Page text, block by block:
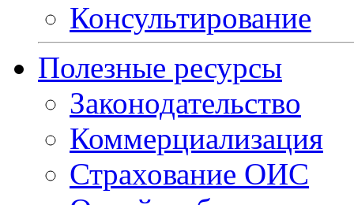
Консультирование
Полезные ресурсы
Законодательство
Коммерциализация
Страхование ОИС